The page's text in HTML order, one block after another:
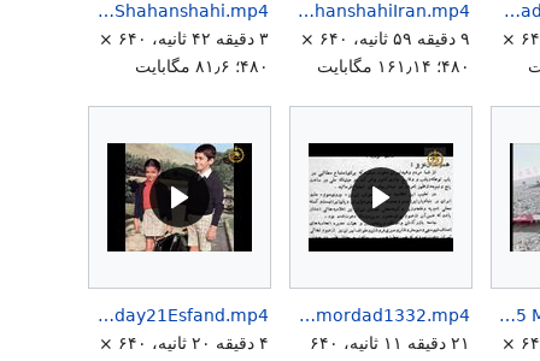
HIMShahanShahAryamehrKargar14Khordad1350PartII.mp4
۶ دقیقه ۱۵ ثانیه، ۶۴۰ ×
HIMShahanshahAryamehrPasargad2500ShahanshahiIran.mp4
۹ دقیقه ۵۹ ثانیه، ۶۴۰ ×
۴۸۰؛ ۱۶۱٫۱۴ مگابایت
HIMShahanshahArymehrMourning5Amordad2539Shahanshahi.mp4
۳ دقیقه ۴۲ ثانیه، ۶۴۰ ×
۴۸۰؛ ۸۱٫۶ مگابایت
His Imperial Majesty Shahanshah Aryamehr Mohammad Reza Shah Pahlavi Opening Aryamehr Stadium 25 Mehr 2530 .mp4
۲ دقیقه ۳۵ ثانیه، ۶۴۰ ×
HokumatMossadegh25-28Amordad1332.mp4
۲۱ دقیقه ۱۱ ثانیه، ۶۴۰
HRHFarahnazPahlaviBirthday21Esfand.mp4
۴ دقیقه ۲۰ ثانیه، ۶۴۰ ×